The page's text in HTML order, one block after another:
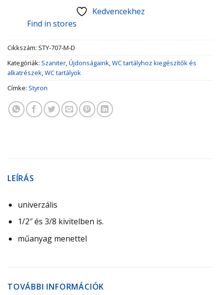
Kedvencekhez
Find in stores
Cikkszám: STY-707-M-D
Kategóriák: Szaniter Újdonságaink WC tartályhoz kiegészítők és
alkatrészek WC tartályok
Címke: Styron
LEÍRÁS
univerzális
1/2″ és 3/8 kivitelben is.
műanyag menettel
TOVÁBBI INFORMÁCIÓK